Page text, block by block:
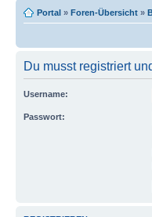
Portal » Foren-Übersicht »
Du musst registriert
Username:
Passwort: